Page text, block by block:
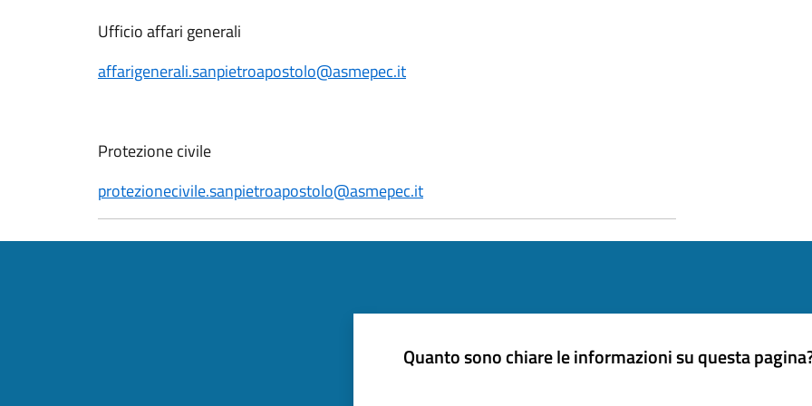
Ufficio affari generali
affarigenerali.sanpietroapostolo@asmepec.it
Protezione civile
protezionecivile.sanpietroapostolo@asmepec.it
Quanto sono chiare le informazioni su questa